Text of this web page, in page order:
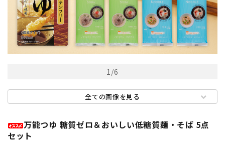
1/6
全ての画像を見る
万能つゆ 糖質ゼロ＆おいしい低糖質麺・そば 5点
セット